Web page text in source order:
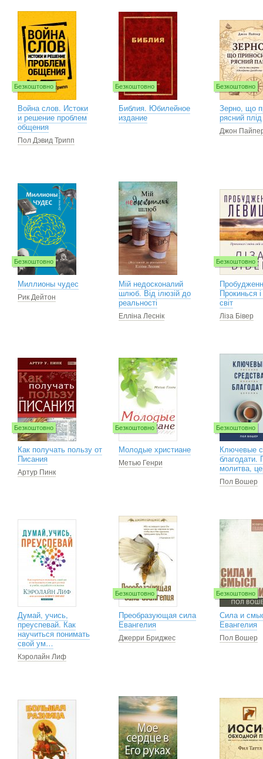
Безкоштовно
Война слов. Истоки
и решение проблем
общения
Пол Дэвид Трипп
Безкоштовно
Библия. Юбилейное
издание
Безкоштовно
Зерно, що
рясний плід
Джон
Безкоштовно
Миллионы чудес
Рик Дейтон
Мій недосконалий
шлюб. Від ілюзій до
реальності
Елліна Леснік
Безкоштовно
Прокинься і
світ
Ліза Бівер
Безкоштовно
Как получать пользу от
Писания
Артур Пинк
Безкоштовно
Молодые христиане
Метью Генри
Безкоштовно
Ключевые
благодати.
молитва,
Пол Вошер
Думай, учись,
преуспевай. Как
научиться понимать
свой ум…
Кэролайн Лиф
Безкоштовно
Преобразующая сила
Евангелия
Джерри Бриджес
Безкоштовно
Сила и
Евангелия
Пол Вошер